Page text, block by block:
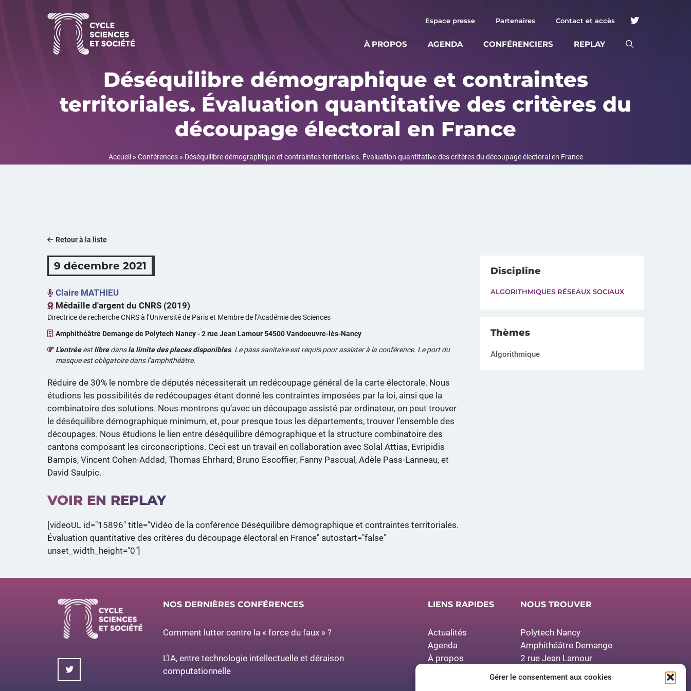
Gérer le consentement aux cookies
À PROPOS AGENDA CONFÉRENCIERS REPLAY
Espace presse Partenaires Contact et accès
Déséquilibre démographique et contraintes
territoriales. Évaluation quantitative des critères du
découpage électoral en France
Accueil » Conférences» Déséquilibre démographique et contraintes territoriales. Évaluation quantitative des critères du découpage électoral en France
Retour à la liste
9 décembre 2021
Claire MATHIEU
Médaille d'argent du CNRS (2019)
Directrice de recherche CNRS à l’Université de Paris et Membre de l’Académie des Sciences
Amphithéâtre Demange de Polytech Nancy - 2 rue Jean Lamour 54500 Vandoeuvre-lès-Nancy
L’entréeestlibredansla limite des places disponibles. Le pass sanitaire est requis pour assister à la conférence. Le port du
masque est obligatoire dans l’amphithéâtre.
Réduire de 30% le nombre de députés nécessiterait un redécoupage général de la carte électorale. Nous
étudions les possibilités de redécoupages étant donné les contraintes imposées par la loi, ainsi que la
combinatoire des solutions. Nous montrons qu’avec un découpage assisté par ordinateur, on peut trouver
le déséquilibre démographique minimum, et, pour presque tous les départements, trouver l’ensemble des
découpages. Nous étudions le lien entre déséquilibre démographique et la structure combinatoire des
cantons composant les circonscriptions. Ceci est un travail en collaboration avec Solal Attias, Evripidis
Bampis, Vincent Cohen-Addad, Thomas Ehrhard, Bruno Escoffier, Fanny Pascual, Adèle Pass-Lanneau, et
David Saulpic.
VOIR EN REPLAY
[videoUL id="15896" title="Vidéo de la conférence Déséquilibre démographique et contraintes territoriales.
Évaluation quantitative des critères du découpage électoral en France" autostart="false"
unset_width_height="0"]
Discipline
ALGORITHMIQUES RÉSEAUX SOCIAUX
Thèmes
Algorithmique
NOS DERNIÈRES CONFÉRENCES
Comment lutter contre la « force du faux » ?
L’IA, entre technologie intellectuelle et déraison
computationnelle
LIENS RAPIDES
Actualités
Agenda
À propos
NOUS TROUVER
Polytech Nancy
Amphithéâtre Demange
2 rue Jean Lamour